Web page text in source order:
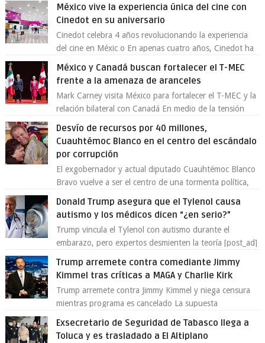
México vive la experiencia única del cine con
Cinedot en su aniversario
Cinedot celebra 4 años revolucionando la experiencia
del cine en Méxic o En apenas cuatro años, Cinedot ha
México y Canadá buscan fortalecer el T-MEC
frente a la amenaza de aranceles
Mark Carney visita México para fortalecer el T-MEC y la
relación bilateral con Canadá En medio de la tensión
comercial provocada por la ofen...
Desvío de recursos por 40 millones,
Cuauhtémoc Blanco en el centro del escándalo
por corrupción
El exgobernador y actual diputado Cuauhtémoc Blanco
Bravo vuelve a ser el centro de una tormenta política,
Donald Trump asegura que el Tylenol causa
autismo y los médicos dicen “¿en serio?”
Trump vincula el Tylenol con autismo durante el
embarazo, pero expertos desmienten la teoría [post_ad]
Trump arremete contra comediante Jimmy
Kimmel tras críticas a MAGA y Charlie Kirk
Trump arremete contra Jimmy Kimmel y niega censura
mientras programa es cancelado La supuesta
Exsecretario de Seguridad de Tabasco llega a
Toluca y es trasladado a El Altiplano